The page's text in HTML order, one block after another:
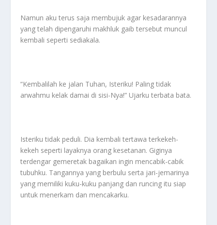
Namun aku terus saja membujuk agar kesadarannya
yang telah dipengaruhi makhluk gaib tersebut muncul
kembali seperti sediakala.
“Kembalilah ke jalan Tuhan, Isteriku! Paling tidak
arwahmu kelak damai di sisi-Nya!” Ujarku terbata bata.
Isteriku tidak peduli. Dia kembali tertawa terkekeh-
kekeh seperti layaknya orang kesetanan. Giginya
terdengar gemeretak bagaikan ingin mencabik-cabik
tubuhku. Tangannya yang berbulu serta jari-jemarinya
yang memiliki kuku-kuku panjang dan runcing itu siap
untuk menerkam dan mencakarku.